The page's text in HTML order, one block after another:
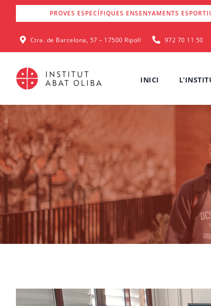
PROVES ESPECÍFIQUES ENSENYAMENTS
Ctra. de Barcelona, 57 – 17500 Ripoll 972 70 11 50
INICI